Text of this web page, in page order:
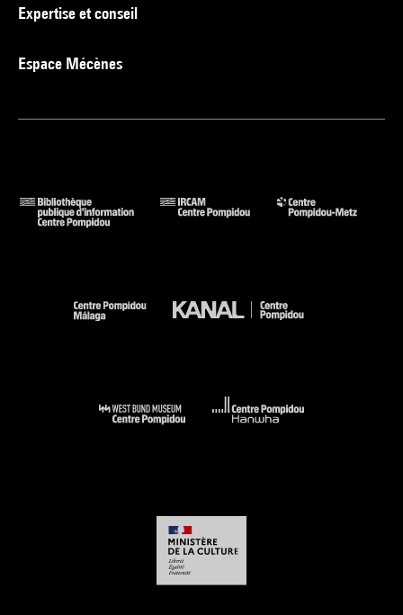
Expertise et conseil
Espace Mécènes